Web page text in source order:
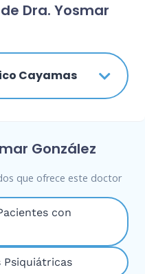
Dra. Yosmar
Cayamas
González
que ofrece este doctor
con
Psiquiátricas